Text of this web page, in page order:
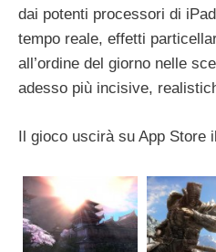
dai potenti processori di
tempo reale, effetti
all’ordine del giorno nelle
adesso più incisive,
Il gioco uscirà su App Store il